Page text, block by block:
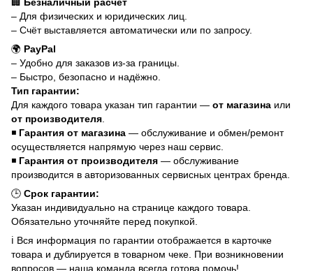
– Для физических и юридических лиц.
– Счёт выставляется автоматически или по запросу.
🌍 PayPal
– Удобно для заказов из-за границы.
– Быстро, безопасно и надёжно.
Тип гарантии:
Для каждого товара указан тип гарантии — от магазина или
от производителя
◾ Гарантия от магазина — обслуживание и обмен/ремонт
осуществляется напрямую через наш сервис.
◾ Гарантия от производителя — обслуживание
производится в авторизованных сервисных центрах бренда.
🕒 Срок гарантии:
Указан индивидуально на странице каждого товара.
Обязательно уточняйте перед покупкой.
ℹ️ Вся информация по гарантии отображается в карточке
товара и дублируется в товарном чеке. При возникновении
вопросов — наша команда всегда готова помочь!